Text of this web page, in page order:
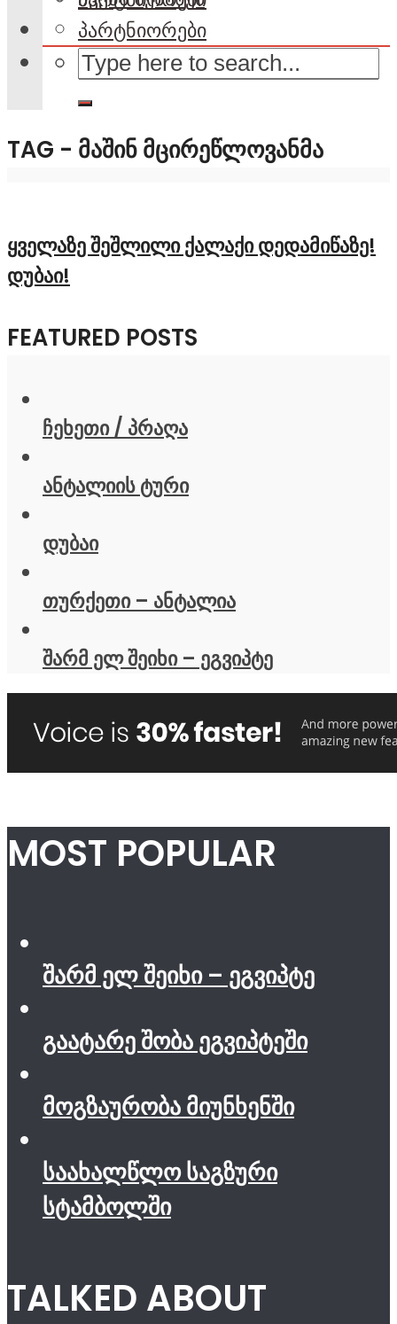
პარტნიორები
TAG - ᲛᲐᲨᲘᲜ ᲛᲪᲘᲠᲔᲬᲚᲝᲕᲐᲜᲛᲐ
ყველაზე შეშლილი ქალაქი დედამიწაზე!
დუბაი!
FEATURED POSTS
ჩეხეთი / პრაღა
ანტალიის ტური
დუბაი
თურქეთი – ანტალია
შარმ ელ შეიხი – ეგვიპტე
MOST POPULAR
შარმ ელ შეიხი – ეგვიპტე
გაატარე შობა ეგვიპტეში
მოგზაურობა მიუნხენში
საახალწლო საგზური
სტამბოლში
TALKED ABOUT